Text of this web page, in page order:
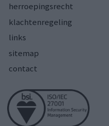
herroepingsrecht
klachtenregeling
links
sitemap
contact